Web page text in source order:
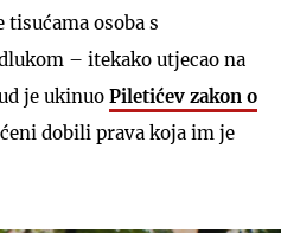
tisućama osoba s
– itekako utjecao na
je ukinuo Piletićev zakon o
dobili prava koja im je